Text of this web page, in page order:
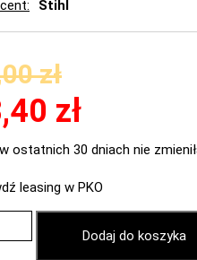
Stihl
zł
zł
ostatnich 30 dniach nie
leasing w PKO
Dodaj do koszyka